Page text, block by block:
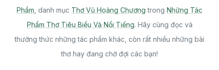
Phẩm , danh mục Thơ Vũ Hoàng Chương trong Những Tác
Phẩm Thơ Tiêu Biểu Và Nổi Tiếng. Hãy cùng đọc và
thưởng thức những tác phẩm khác, còn rất nhiều những bài
thơ hay đang chờ đợi các bạn!